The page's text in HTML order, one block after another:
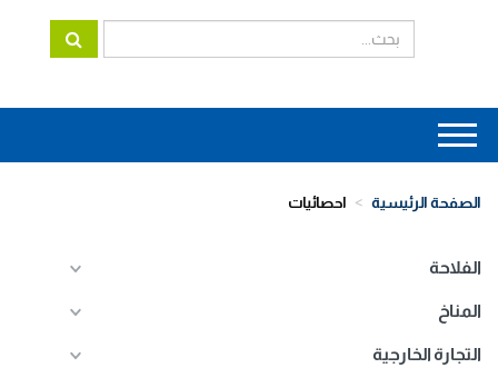
Main
navigation
الصفحة الرئيسية احصائيات
الفلاحة
المناخ
التجارة الخارجية